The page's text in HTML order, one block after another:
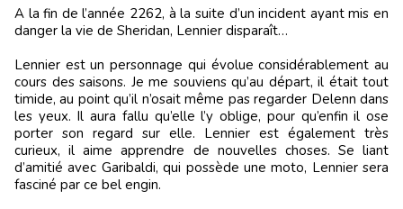
A la fin de l’année 2262, à la suite d’un incident ayant mis en
danger la vie de Sheridan, Lennier disparaît…
Lennier est un personnage qui évolue considérablement au
cours des saisons. Je me souviens qu’au départ, il était tout
timide, au point qu’il n’osait même pas regarder Delenn dans
les yeux. Il aura fallu qu’elle l’y oblige, pour qu’enfin il ose
porter son regard sur elle. Lennier est également très
curieux, il aime apprendre de nouvelles choses. Se liant
d’amitié avec Garibaldi, qui possède une moto, Lennier sera
fasciné par ce bel engin.